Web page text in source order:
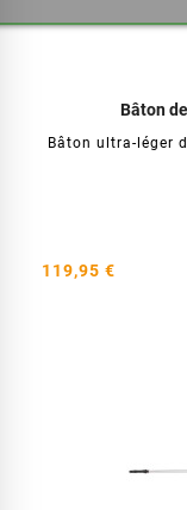
Bâton
Bâton ultra-léger
119,95 €